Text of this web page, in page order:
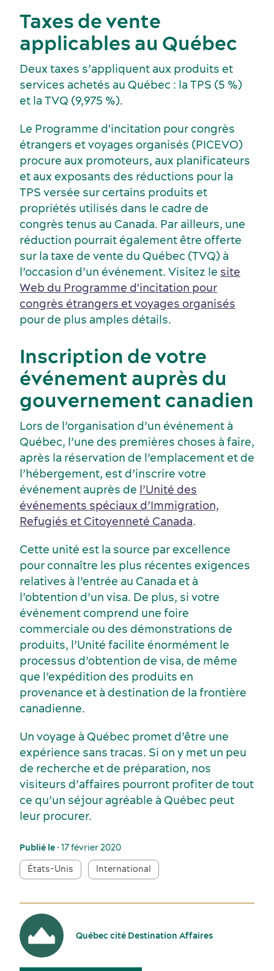
Dernières nouvelles
Taxes de vente
applicables au Québec
Deux taxes s’appliquent aux produits et
services achetés au Québec : la TPS (5 %)
et la TVQ (9,975 %).
Le Programme d'incitation pour congrès
étrangers et voyages organisés (PICEVO)
procure aux promoteurs, aux planificateurs
et aux exposants des réductions pour la
TPS versée sur certains produits et
propriétés utilisés dans le cadre de
congrès tenus au Canada. Par ailleurs, une
réduction pourrait également être offerte
sur la taxe de vente du Québec (TVQ) à
l’occasion d’un événement. Visitez le site
Web du Programme d'incitation pour
congrès étrangers et voyages organisés
pour de plus amples détails.
Inscription de votre
événement auprès du
gouvernement canadien
Lors de l’organisation d’un événement à
Québec, l’une des premières choses à faire,
après la réservation de l’emplacement et de
l’hébergement, est d’inscrire votre
événement auprès de l’Unité des
événements spéciaux d’Immigration,
Refugiés et Citoyenneté Canada.
Cette unité est la source par excellence
pour connaître les plus récentes exigences
relatives à l’entrée au Canada et à
l’obtention d’un visa. De plus, si votre
événement comprend une foire
commerciale ou des démonstrations de
produits, l’Unité facilite énormément le
processus d’obtention de visa, de même
que l’expédition des produits en
provenance et à destination de la frontière
canadienne.
Un voyage à Québec promet d’être une
expérience sans tracas. Si on y met un peu
de recherche et de préparation, nos
visiteurs d’affaires pourront profiter de tout
ce qu’un séjour agréable à Québec peut
leur procurer.
Publié le • 17 février 2020
États-Unis
International
Québec cité Destination Affaires